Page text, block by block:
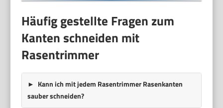
Häufig gestellte Fragen zum
Kanten schneiden mit
Rasentrimmer
Kann ich mit jedem Rasentrimmer Rasenkanten
sauber schneiden?